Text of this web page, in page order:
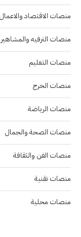
منصات الاقتصاد والاعمال
منصات الترفيه والمشاهير
منصات التعليم
منصات الخرج
منصات الرياضة
منصات الصحة والجمال
منصات الفن والثقافة
منصات تقنية
منصات محلية